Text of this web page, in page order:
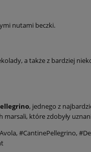
nutami beczki.
a także z bardziej
, jednego z
które zdobyły
#CantinePellegrino,